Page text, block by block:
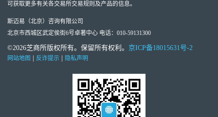
可获取更多有关各交易所交易规则及产品的信息。
斯迈易（北京）咨询有限公司
北京市西城区武定侯街6号卓著中心 电话：010-59131300
©2026芝商所版权所有。保留所有权利。 京ICP备18015631号-2
网站地图 反诈提示 隐私声明